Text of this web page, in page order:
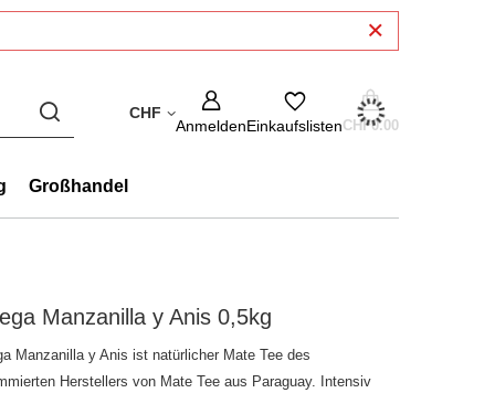
CHF
AnmeldenEinkaufslistenCHF0.00
Großhandel
Manzanilla y Anis 0,5kg
Manzanilla y Anis ist natürlicher Mate Tee des
Herstellers von Mate Tee aus Paraguay. Intensiv